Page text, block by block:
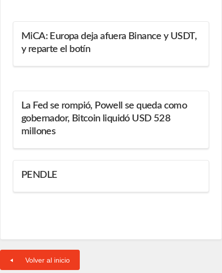
MiCA: Europa deja afuera Binance y USDT,
y reparte el botín
La Fed se rompió, Powell se queda como
gobernador, Bitcoin liquidó USD 528
millones
PENDLE
Volver al inicio